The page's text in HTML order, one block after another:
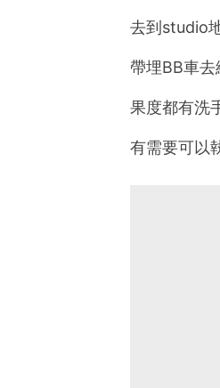
去到studio
帶埋BB車去
果度都有洗
有需要可以